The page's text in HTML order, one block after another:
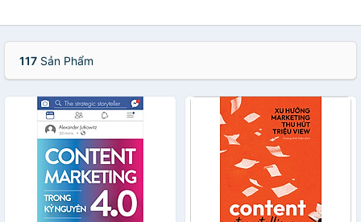
117 Sản Phẩm